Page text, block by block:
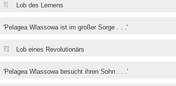
VI Lob des Lernens
'Pelagea Wlassowa ist im großer Sorge . . .'
VII Lob eines Revolutionärs
'Pelagea Wlassowa besucht ihren Sohn . . .'